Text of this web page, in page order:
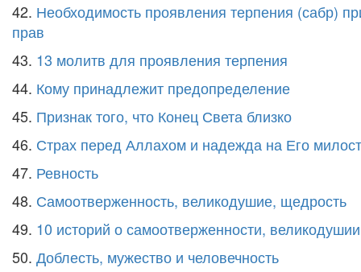
42. Необходимость проявления терпения (сабр)
прав
43. 13 молитв для проявления терпения
44. Кому принадлежит предопределение
45. Признак того, что Конец Света близко
46. Страх перед Аллахом и надежда на Его
47. Ревность
48. Самоотверженность, великодушие, щедрость
49. 10 историй о самоотверженности,
50. Доблесть, мужество и человечность